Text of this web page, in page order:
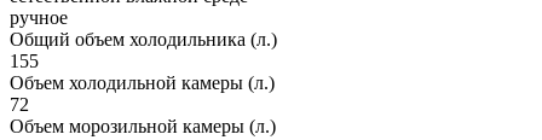
ручное
Общий объем холодильника (л.)
155
Объем холодильной камеры (л.)
72
Объем морозильной камеры (л.)